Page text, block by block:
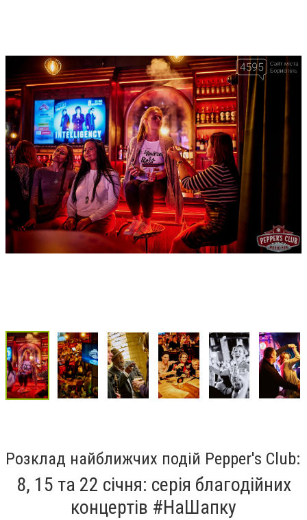
Розклад найближчих подій Pepper's Club:
8, 15 та 22 січня: серія благодійних
концертів #НаШапку